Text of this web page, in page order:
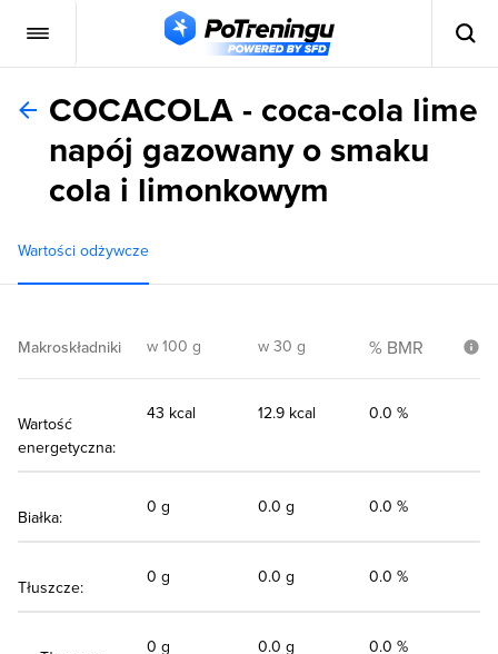
COCACOLA - coca-cola lime
napój gazowany o smaku
cola i limonkowym
Wartości odżywcze
Makroskładniki w 100 g w 30 g % BMR
Wartość
energetyczna:
43 kcal 12.9 kcal 0.0 %
Białka:
0 g 0.0 g 0.0 %
Tłuszcze:
0 g 0.0 g 0.0 %
0 g 0.0 g 0.0 %